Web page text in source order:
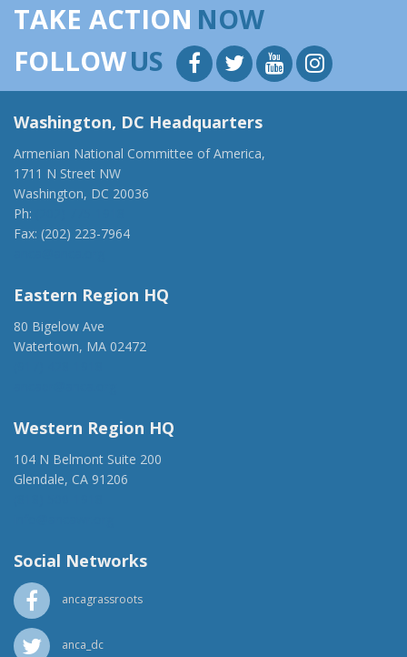
TAKE ACTION NOW
FOLLOWUS
Washington, DC Headquarters
Armenian National Committee of America,
1711 N Street NW
Washington, DC 20036
Ph:
Fax: (202) 223-7964
Eastern Region HQ
80 Bigelow Ave
Watertown, MA 02472
Western Region HQ
104 N Belmont Suite 200
Glendale, CA 91206
Social Networks
ancagrassroots
anca_dc